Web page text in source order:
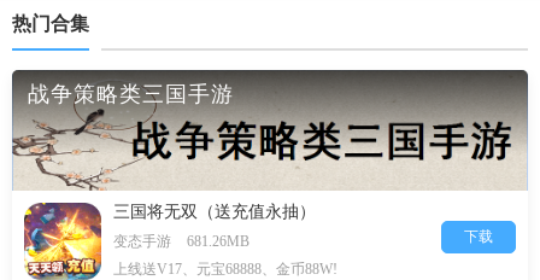
热门合集
战争策略类三国手游
三国将无双（送充值永抽）
变态手游
681.26MB
上线送V17、元宝68888、金币88W!
下载